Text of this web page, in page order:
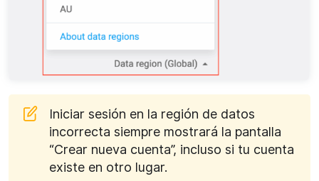
Iniciar sesión en la región de datos
incorrecta siempre mostrará la pantalla
“Crear nueva cuenta”, incluso si tu cuenta
existe en otro lugar.